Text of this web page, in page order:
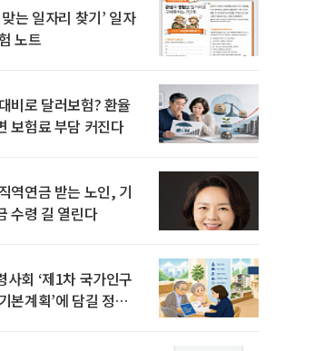
맞는 일자리 찾기’ 일자
노트
비로 달러보험? 환율
보험료 부담 커진다
역연금 받는 노인, 기
수령 길 열린다
사회 ‘제1차 국가인구
본계획’에 담길 정책